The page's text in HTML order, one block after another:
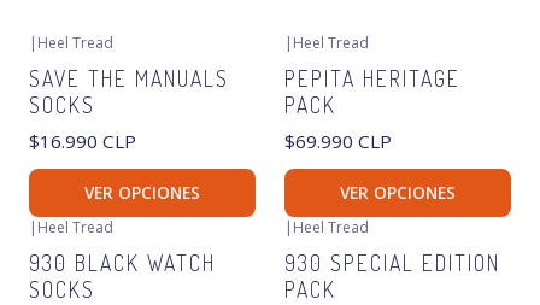
| Heel Tread
SAVE THE MANUALS
SOCKS
$16.990 CLP
VER OPCIONES
| Heel Tread
PEPITA HERITAGE
PACK
$69.990 CLP
VER OPCIONES
| Heel Tread
930 BLACK WATCH
SOCKS
| Heel Tread
930 SPECIAL EDITION
PACK